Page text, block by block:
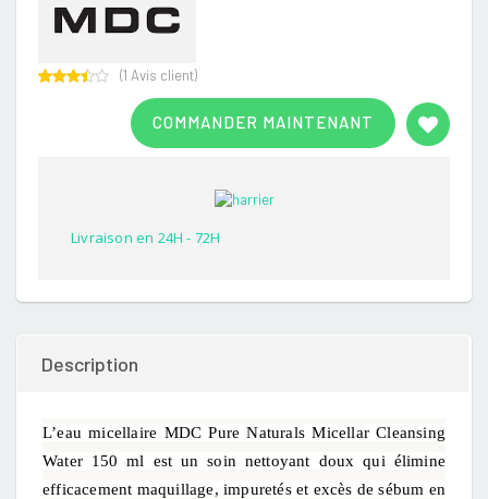
COMMANDER MAINTENANT
(1 Avis client)
Livraison en 24H - 72H
Description
L’eau micellaire MDC Pure Naturals Micellar Cleansing
Water 150 ml est un soin nettoyant doux qui élimine
efficacement maquillage, impuretés et excès de sébum en